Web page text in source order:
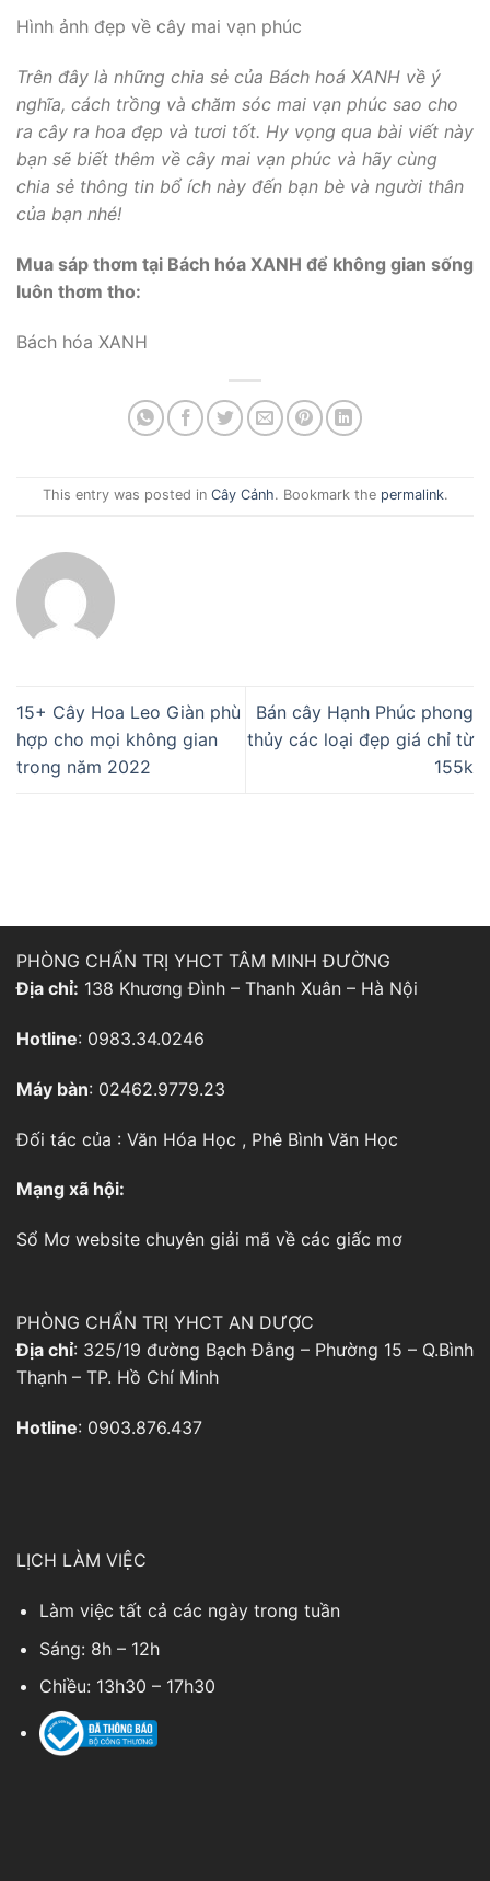
Hình ảnh đẹp về cây mai vạn phúc
Trên đây là những chia sẻ của Bách hoá XANH về ý
nghĩa, cách trồng và chăm sóc mai vạn phúc sao cho
ra cây ra hoa đẹp và tươi tốt. Hy vọng qua bài viết này
bạn sẽ biết thêm về cây mai vạn phúc và hãy cùng
chia sẻ thông tin bổ ích này đến bạn bè và người thân
của bạn nhé!
Mua sáp thơm tại Bách hóa XANH để không gian sống
luôn thơm tho:
Bách hóa XANH
This entry was posted in Cây Cảnh. Bookmark the permalink.
15+ Cây Hoa Leo Giàn phù
hợp cho mọi không gian
trong năm 2022
Bán cây Hạnh Phúc phong
thủy các loại đẹp giá chỉ từ
155k
PHÒNG CHẨN TRỊ YHCT TÂM MINH ĐƯỜNG
Địa chỉ: 138 Khương Đình – Thanh Xuân – Hà Nội
Hotline: 0983.34.0246
Máy bàn: 02462.9779.23
Đối tác của : Văn Hóa Học , Phê Bình Văn Học
Mạng xã hội:
Sổ Mơ website chuyên giải mã về các giấc mơ
PHÒNG CHẨN TRỊ YHCT AN DƯỢC
Địa chỉ: 325/19 đường Bạch Đằng – Phường 15 – Q.Bình
Thạnh – TP. Hồ Chí Minh
Hotline: 0903.876.437
LỊCH LÀM VIỆC
Làm việc tất cả các ngày trong tuần
Sáng: 8h – 12h
Chiều: 13h30 – 17h30